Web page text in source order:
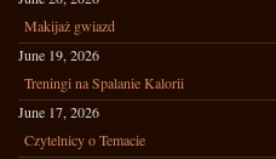
Makijaż gwiazd
June 19, 2026
Treningi na Spalanie Kalorii
June 17, 2026
Czytelnicy o Temacie